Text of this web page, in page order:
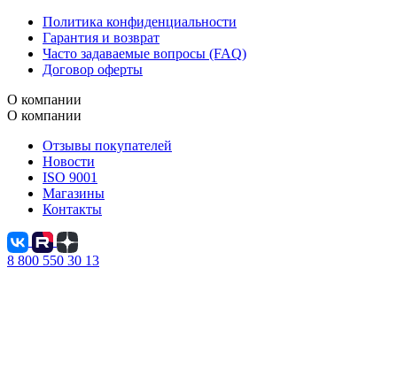
Политика конфиденциальности
Гарантия и возврат
Часто задаваемые вопросы (FAQ)
Договор оферты
О компании
О компании
Отзывы покупателей
Новости
ISO 9001
Магазины
Контакты
8 800 550 30 13